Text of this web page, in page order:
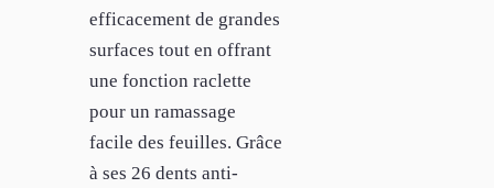
efficacement de grandes
surfaces tout en offrant
une fonction raclette
pour un ramassage
facile des feuilles. Grâce
à ses 26 dents anti-